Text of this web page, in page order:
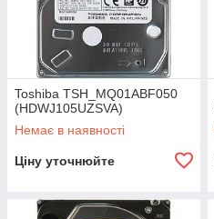
Toshiba TSH_MQ01ABF050
(HDWJ105UZSVA)
Немає в наявності
Ціну уточнюйте